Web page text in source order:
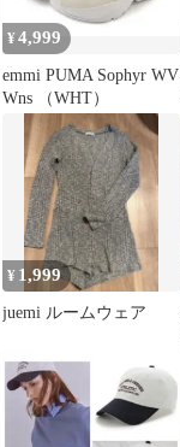
¥4,999
emmi PUMA Sophyr WV
Wns （WHT）
¥ 1,999
juemi ルームウェア